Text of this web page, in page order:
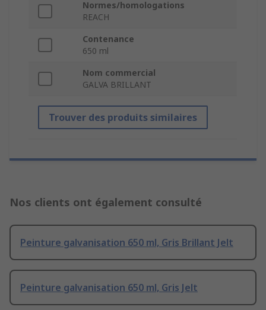
Normes/homologations
REACH
Contenance
650 ml
Nom commercial
GALVA BRILLANT
Trouver des produits similaires
Nos clients ont également consulté
Peinture galvanisation 650 ml, Gris Brillant Jelt
Peinture galvanisation 650 ml, Gris Jelt